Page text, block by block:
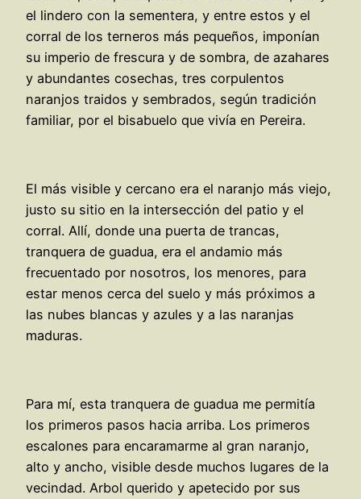
el lindero con la sementera, y entre estos y el
corral de los terneros más pequeños, imponían
su imperio de frescura y de sombra, de azahares
y abundantes cosechas, tres corpulentos
naranjos traidos y sembrados, según tradición
familiar, por el bisabuelo que vivía en Pereira.
El más visible y cercano era el naranjo más viejo,
justo su sitio en la intersección del patio y el
corral. Allí, donde una puerta de trancas,
tranquera de guadua, era el andamio más
frecuentado por nosotros, los menores, para
estar menos cerca del suelo y más próximos a
las nubes blancas y azules y a las naranjas
maduras.
Para mí, esta tranquera de guadua me permitía
los primeros pasos hacia arriba. Los primeros
escalones para encaramarme al gran naranjo,
alto y ancho, visible desde muchos lugares de la
vecindad. Arbol querido y apetecido por sus